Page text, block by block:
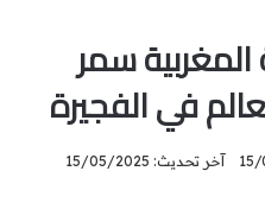
المغربية سمر
في الفجيرة
آخر تحديث: 15/05/2025